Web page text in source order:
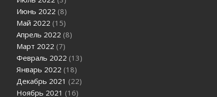
Июнь 2022 (8)
Май 2022 (15)
Апрель 2022 (8)
Март 2022 (7)
Февраль 2022 (13)
Январь 2022 (18)
Декабрь 2021 (22)
Ноябрь 2021 (16)